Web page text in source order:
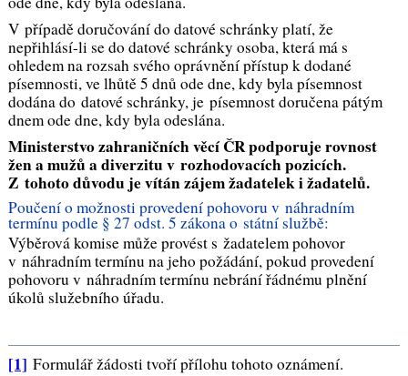
V případě doručování do datové schránky platí, že
nepřihlásí-li se do datové schránky osoba, která má s
ohledem na rozsah svého oprávnění přístup k dodané
písemnosti, ve lhůtě 5 dnů ode dne, kdy byla písemnost
dodána do datové schránky, je písemnost doručena pátým
dnem ode dne, kdy byla odeslána.
Ministerstvo zahraničních věcí ČR podporuje rovnost
žen a mužů a diverzitu v rozhodovacích pozicích.
Z tohoto důvodu je vítán zájem žadatelek i žadatelů.
Poučení o možnosti provedení pohovoru v náhradním
termínu podle § 27 odst. 5 zákona o státní službě:
Výběrová komise může provést s žadatelem pohovor
v náhradním termínu na jeho požádání, pokud provedení
pohovoru v náhradním termínu nebrání řádnému plnění
úkolů služebního úřadu.
[1] Formulář žádosti tvořípřílohu tohoto oznámení.